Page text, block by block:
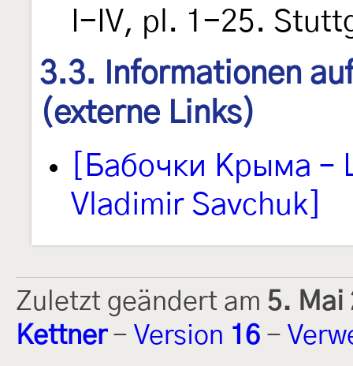
I-IV, pl. 1-25.
3.3. Informationen
(externe Links)
[Бабочки Крыма –
Vladimir Savchuk]
Zuletzt geändert am 5. Mai
Kettner- Version 16 -